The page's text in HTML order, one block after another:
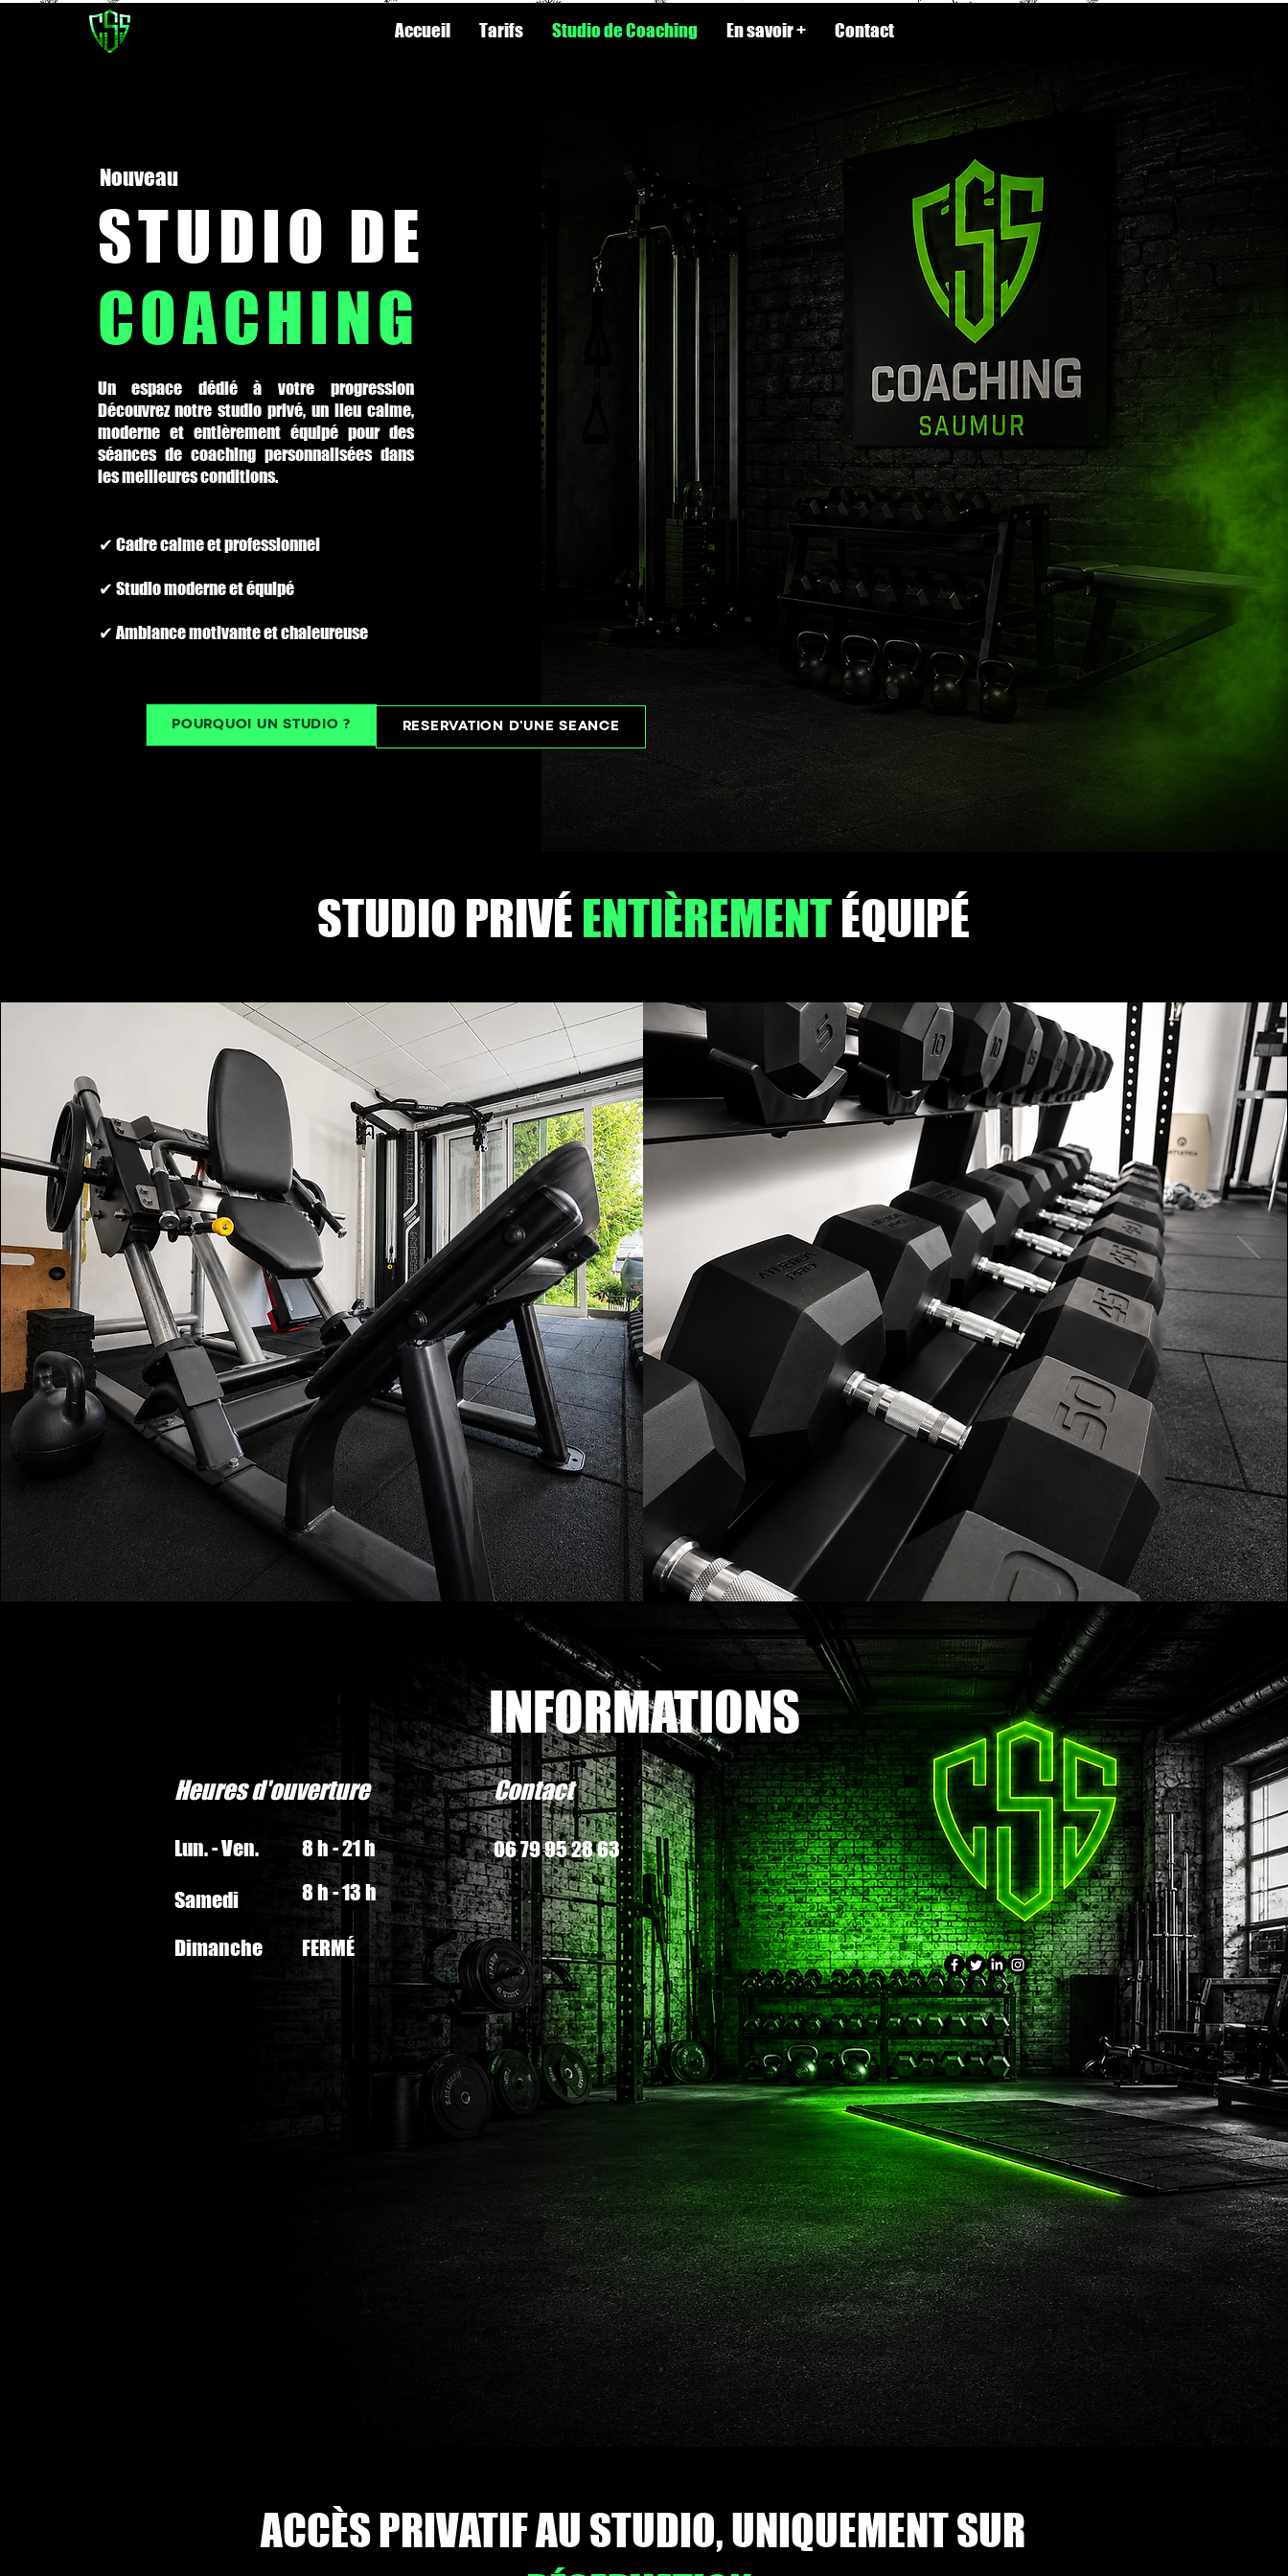
Accueil Tarifs Studio de Coaching En savoir + Contact
Nouveau
STUDIO DE
COACHING
Un espace dédié à votre progression
Découvrez notre studio privé, un lieu calme,
moderne et entièrement équipé pour des
séances de coaching personnalisées dans
les meilleures conditions.
✔ Cadre calme et professionnel
✔ Studio moderne et équipé
✔ Ambiance motivante et chaleureuse
POURQUOI UN STUDIO ? RESERVATION D'UNE SÉANCE
STUDIO PRIVÉENTIÈREMENTÉQUIPÉ
INFORMATIONS
Contact
Heures d'ouverture
Lun. - Ven. 8 h - 21 h
06 79 95 28 63
Samedi
8 h - 13 h
Dimanche FERMÉ
ACCÈS PRIVATIF AU STUDIO, UNIQUEMENT SUR